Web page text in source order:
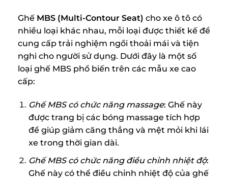
Ghế MBS (Multi-Contour Seat) cho xe ô tô có
nhiều loại khác nhau, mỗi loại được thiết kế để
cung cấp trải nghiệm ngồi thoải mái và tiện
nghi cho người sử dụng. Dưới đây là một số
loại ghế MBS phổ biến trên các mẫu xe cao
cấp:
Ghế MBS có chức năng massage: Ghế này
được trang bị các bóng massage tích hợp
để giúp giảm căng thẳng và mệt mỏi khi lái
xe trong thời gian dài.
Ghế MBS có chức năng điều chỉnh nhiệt độ:
Ghế này có thể điều chỉnh nhiệt độ của ghế